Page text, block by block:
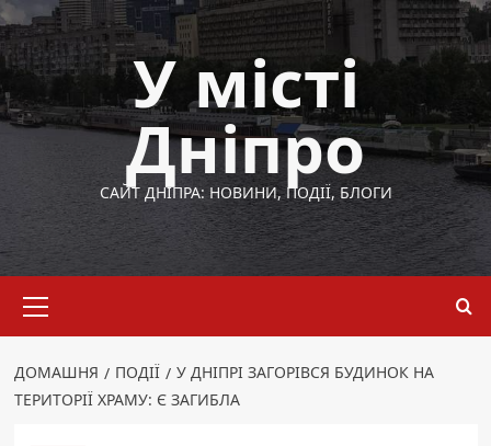
Перейти
до
вмісту
У місті
Дніпро
САЙТ ДНІПРА: НОВИНИ, ПОДІЇ, БЛОГИ
меню
ДОМАШНЯ ПОДІЇ
У ДНІПРІ ЗАГОРІВСЯ БУДИНОК НА
ТЕРИТОРІЇ ХРАМУ: Є ЗАГИБЛА